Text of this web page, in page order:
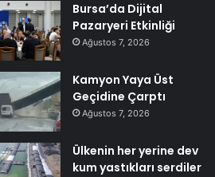
Bursa’da Dijital
Pazaryeri Etkinliği
Ağustos 7, 2026
Kamyon Yaya Üst
Geçidine Çarptı
Ağustos 7, 2026
Ülkenin her yerine dev
kum yastıkları serdiler